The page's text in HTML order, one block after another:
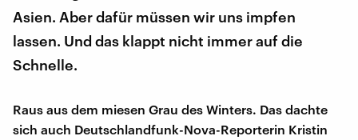
Asien. Aber dafür müssen wir uns impfen
lassen. Und das klappt nicht immer auf die
Schnelle.
Raus aus dem miesen Grau des Winters. Das dachte
sich auch Deutschlandfunk-Nova-Reporterin Kristin